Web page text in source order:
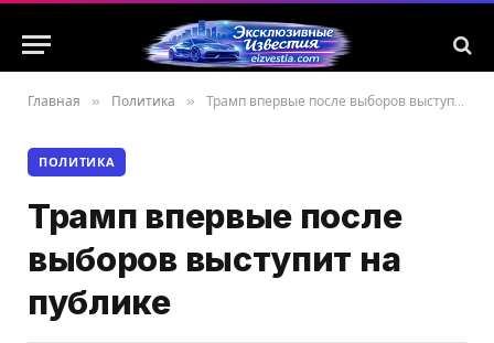
Главная » Политика » Трамп впервые после выборов выступит на публике
ПОЛИТИКА
Трамп впервые после
выборов выступит на
публике